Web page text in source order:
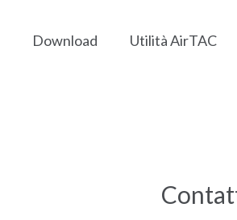
Download Utilità AirTAC